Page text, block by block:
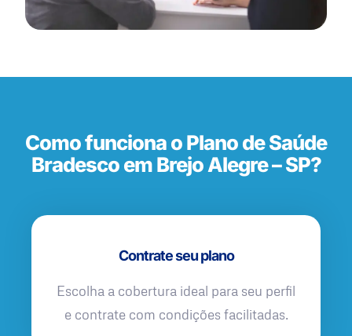
Como funciona o Plano de Saúde
Bradesco em Brejo Alegre – SP?
Contrate seu plano
Escolha a cobertura ideal para seu perfil
e contrate com condições facilitadas.